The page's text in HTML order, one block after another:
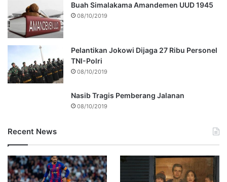
Buah Simalakama Amandemen UUD 1945
08/10/2019
Pelantikan Jokowi Dijaga 27 Ribu Personel
TNI-Polri
08/10/2019
Nasib Tragis Pemberang Jalanan
08/10/2019
Recent News